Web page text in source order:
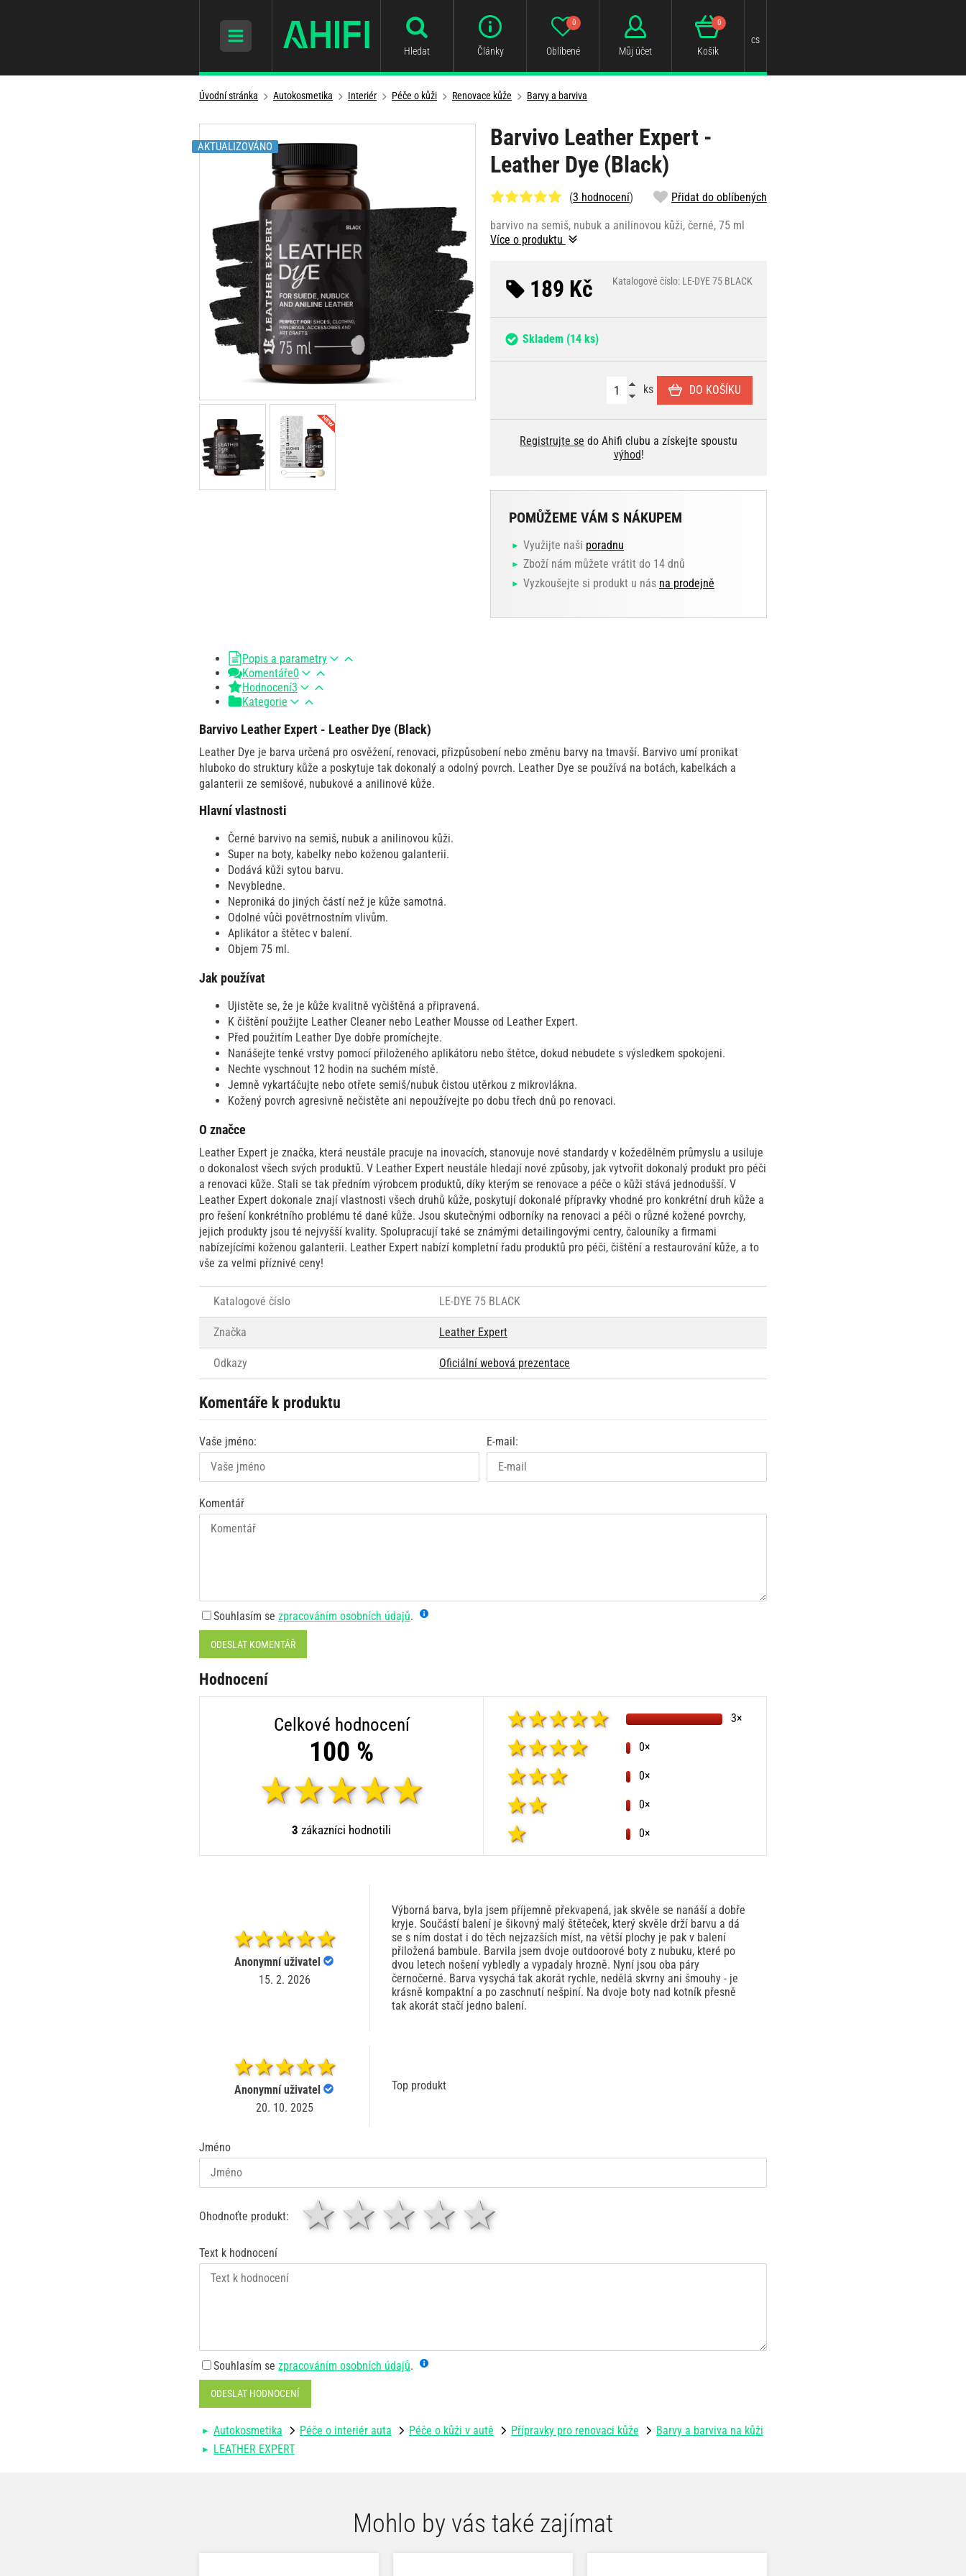
Hledat Články Oblíbené
0
Můj účet Košík
0
cs
Úvodní stránka Autokosmetika Interiér Péče o kůži Renovace kůže Barvy a barviva
Barvivo Leather Expert -
Leather Dye (Black)
(3 hodnocení) Přidat do oblíbených
barvivo na semiš, nubuk a anilinovou kůži, černé, 75 ml
Více o produktu
189 Kč Katalogové číslo: LE-DYE 75 BLACK
Skladem (14 ks)
ks DO KOŠÍKU
Registrujte se do Ahifi clubu a získejte spoustu
výhod!
POMŮŽEME VÁM S NÁKUPEM
Využijte naši poradnu
Zboží nám můžete vrátit do 14 dnů
Vyzkoušejte si produkt u nás na prodejně
AKTUALIZOVÁNO
Popis a parametry
Komentáře0
Hodnocení3
Kategorie
Barvivo Leather Expert - Leather Dye (Black)
Leather Dye je barva určená pro osvěžení, renovaci, přizpůsobení nebo změnu barvy na tmavší. Barvivo umí pronikat
hluboko do struktury kůže a poskytuje tak dokonalý a odolný povrch. Leather Dye se používá na botách, kabelkách a
galanterii ze semišové, nubukové a anilinové kůže.
Hlavní vlastnosti
Černé barvivo na semiš, nubuk a anilinovou kůži.
Super na boty, kabelky nebo koženou galanterii.
Dodává kůži sytou barvu.
Nevybledne.
Neproniká do jiných částí než je kůže samotná.
Odolné vůči povětrnostním vlivům.
Aplikátor a štětec v balení.
Objem 75 ml.
Jak používat
Ujistěte se, že je kůže kvalitně vyčištěná a připravená.
K čištění použijte Leather Cleaner nebo Leather Mousse od Leather Expert.
Před použitím Leather Dye dobře promíchejte.
Nanášejte tenké vrstvy pomocí přiloženého aplikátoru nebo štětce, dokud nebudete s výsledkem spokojeni.
Nechte vyschnout 12 hodin na suchém místě.
Jemně vykartáčujte nebo otřete semiš/nubuk čistou utěrkou z mikrovlákna.
Kožený povrch agresivně nečistěte ani nepoužívejte po dobu třech dnů po renovaci.
O značce
Leather Expert je značka, která neustále pracuje na inovacích, stanovuje nové standardy v kožedělném průmyslu a usiluje
o dokonalost všech svých produktů. V Leather Expert neustále hledají nové způsoby, jak vytvořit dokonalý produkt pro péči
a renovaci kůže. Stali se tak předním výrobcem produktů, díky kterým se renovace a péče o kůži stává jednodušší. V
Leather Expert dokonale znají vlastnosti všech druhů kůže, poskytují dokonalé přípravky vhodné pro konkrétní druh kůže a
pro řešení konkrétního problému té dané kůže. Jsou skutečnými odborníky na renovaci a péči o různé kožené povrchy,
jejich produkty jsou té nejvyšší kvality. Spolupracují také se známými detailingovými centry, čalouníky a firmami
nabízejícími koženou galanterii. Leather Expert nabízí kompletní řadu produktů pro péči, čištění a restaurování kůže, a to
vše za velmi příznivé ceny!
Katalogové číslo LE-DYE 75 BLACK
Značka Leather Expert
Odkazy Oficiální webová prezentace
Komentáře k produktu
Vaše jméno: E-mail:
Komentář
Souhlasím se zpracováním osobních údajů.
ODESLAT KOMENTÁŘ
Hodnocení
Celkové hodnocení
100 %
3 zákazníci hodnotili
3×
0×
0×
0×
0×
Anonymní uživatel
15. 2. 2026
Výborná barva, byla jsem příjemně překvapená, jak skvěle se nanáší a dobře
kryje. Součástí balení je šikovný malý štěteček, který skvěle drží barvu a dá
se s ním dostat i do těch nejzazších míst, na větší plochy je pak v balení
přiložená bambule. Barvila jsem dvoje outdoorové boty z nubuku, které po
dvou letech nošení vybledly a vypadaly hrozně. Nyní jsou oba páry
černočerné. Barva vysychá tak akorát rychle, nedělá skvrny ani šmouhy - je
krásně kompaktní a po zaschnutí nešpiní. Na dvoje boty nad kotník přesně
tak akorát stačí jedno balení.
Anonymní uživatel
20. 10. 2025
Top produkt
Jméno
Ohodnoťte produkt: 4 hvězdy
3 hvězdy
2 hvězdy
1 hvězda
Text k hodnocení
Souhlasím se zpracováním osobních údajů.
ODESLAT HODNOCENÍ
Autokosmetika Péče o interiér auta Péče o kůži v autě Přípravky pro renovaci kůže
Barvy a barviva na kůži
LEATHER EXPERT
Mohlo by vás také zajímat